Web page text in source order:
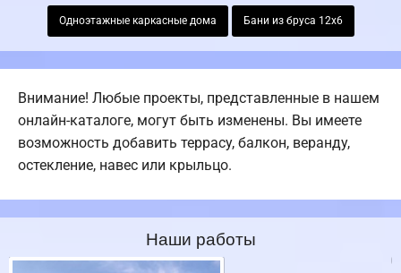
Одноэтажные каркасные дома Бани из бруса 12х6
Внимание! Любые проекты, представленные в нашем
онлайн-каталоге, могут быть изменены. Вы имеете
возможность добавить террасу, балкон, веранду,
остекление, навес или крыльцо.
Наши работы